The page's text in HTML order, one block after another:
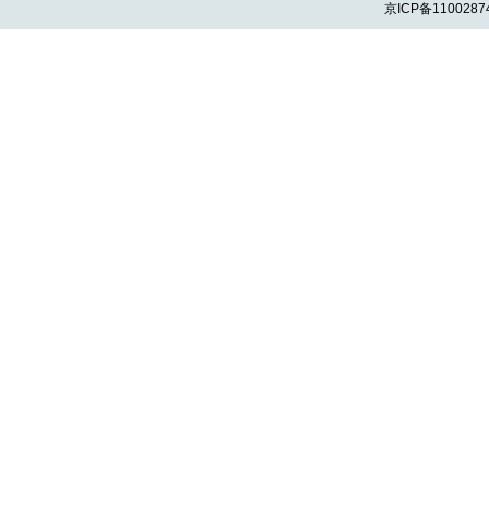
京ICP备